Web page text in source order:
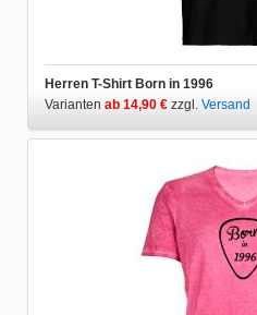
Herren T-Shirt Born in 1996
Varianten ab 14,90 € zzgl. Versand